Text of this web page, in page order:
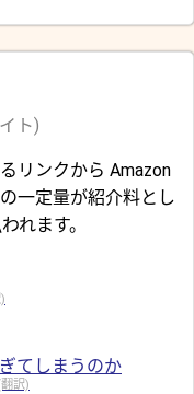
ト)
リンクから Amazon
一定量が紹介料とし
れます。
てしまうのか
訳)